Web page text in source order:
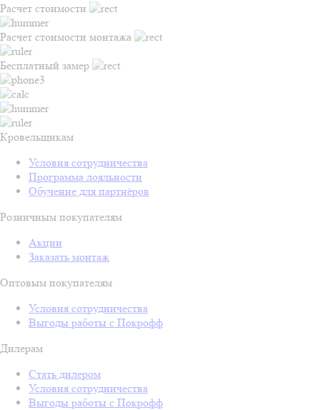
Расчет стоимости
Расчет стоимости монтажа
Бесплатный замер
Кровельщикам
Условия сотрудничества
Программа лояльности
Обучение для партнёров
Розничным покупателям
Акции
Заказать монтаж
Оптовым покупателям
Условия сотрудничества
Выгоды работы с Покрофф
Дилерам
Стать дилером
Условия сотрудничества
Выгоды работы с Покрофф